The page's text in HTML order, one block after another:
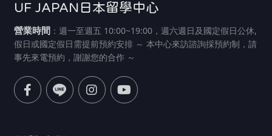
UF JAPAN日本留學中心
營業時間 ：週一至週五 10:00~19:00，週六週日及國定假日公休,
假日或國定假日需提前預約安排 ～ 本中心來訪諮詢採預約制，請
事先來電預約，謝謝您的合作 ～